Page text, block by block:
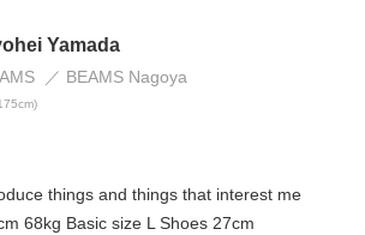
Yamada
BEAMS Nagoya
things and things that interest me
68kg Basic size L Shoes 27cm